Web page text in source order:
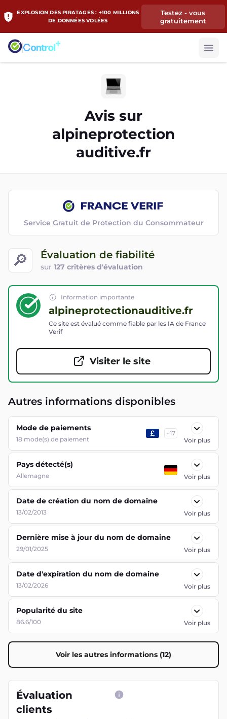
EXPLOSION DES PIRATAGES : +100 MILLIONS
DE DONNÉES VOLÉES
Testez - vous
gratuitement
Avis sur
alpineprotection
auditive.fr
🔎 Évaluation de fiabilité
sur 127 critères d'évaluation
Service Gratuit de Protection du Consommateur
Information importante
alpineprotectionauditive.fr
Ce site est évalué comme fiable par les IA de France
Verif
Visiter le site
Autres informations disponibles
Mode de paiements
18 mode(s) de paiement
+17
Voir plus
Pays détecté(s)
Allemagne Voir plus
Date de création du nom de domaine
13/02/2013 Voir plus
Dernière mise à jour du nom de domaine
29/01/2025 Voir plus
Date d'expiration du nom de domaine
13/02/2026 Voir plus
Popularité du site
86.6/100 Voir plus
Voir les autres informations (12)
Évaluation
clients